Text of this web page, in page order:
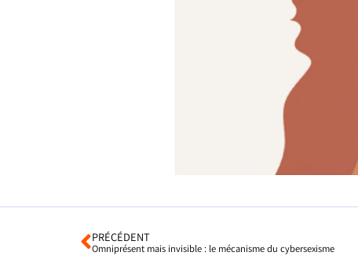
PRÉCÉDENT
Omniprésent mais invisible : le mécanisme du cybersexisme